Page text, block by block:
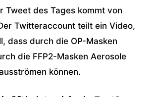
Tweet des Tages kommt von
Twitteraccount teilt ein Video,
dass durch die OP-Masken
die FFP2-Masken Aerosole
können.